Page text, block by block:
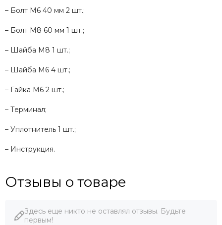
– Болт М6 40 мм 2 шт.;
– Болт М8 60 мм 1 шт.;
– Шайба М8 1 шт.;
– Шайба М6 4 шт.;
– Гайка М6 2 шт.;
– Терминал;
– Уплотнитель 1 шт.;
– Инструкция.
Отзывы о товаре
Здесь еще никто не оставлял отзывы. Будьте
первым!